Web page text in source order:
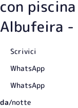
con piscina
Albufeira -
Scrivici
WhatsApp
WhatsApp
da/notte